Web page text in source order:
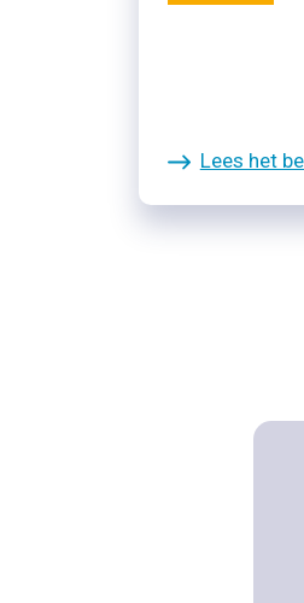
Lees het